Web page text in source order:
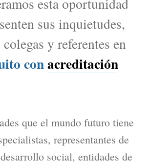
esta oportunidad
sus inquietudes,
y referentes en
conacreditación
que el mundo futuro tiene
representantes de
social, entidades de